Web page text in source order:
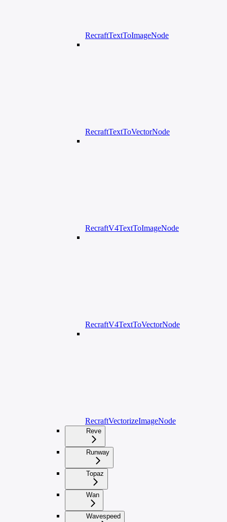
RecraftTextToImageNode
RecraftTextToVectorNode
RecraftV4TextToImageNode
RecraftV4TextToVectorNode
RecraftVectorizeImageNode
Reve
Runway
Topaz
Wan
Wavespeed